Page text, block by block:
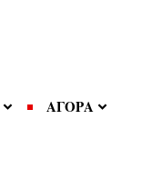
ΑΓΟΡΑ